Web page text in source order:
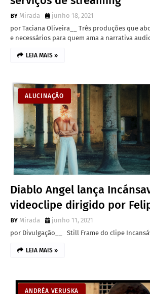
Mirada
junho 18, 2021
por Taciana Oliveira__ Três produções que
e necessários para quem ama a narrativa
LEIA MAIS »
ALUCINAÇÃO
Diablo Angel lança
videoclipe dirigido por
Mirada
junho 11, 2021
por Divulgação__ Still Frame do clipe
LEIA MAIS »
ANDRÉA VERUSKA